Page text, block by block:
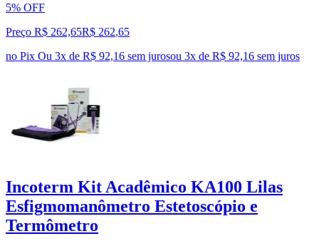
5% OFF
Preço R$ 262,65R$ 262,65
no Pix Ou 3x de R$ 92,16 sem jurosou 3x de R$ 92,16 sem juros
Incoterm Kit Acadêmico KA100 Lilas
Esfigmomanômetro Estetoscópio e
Termômetro